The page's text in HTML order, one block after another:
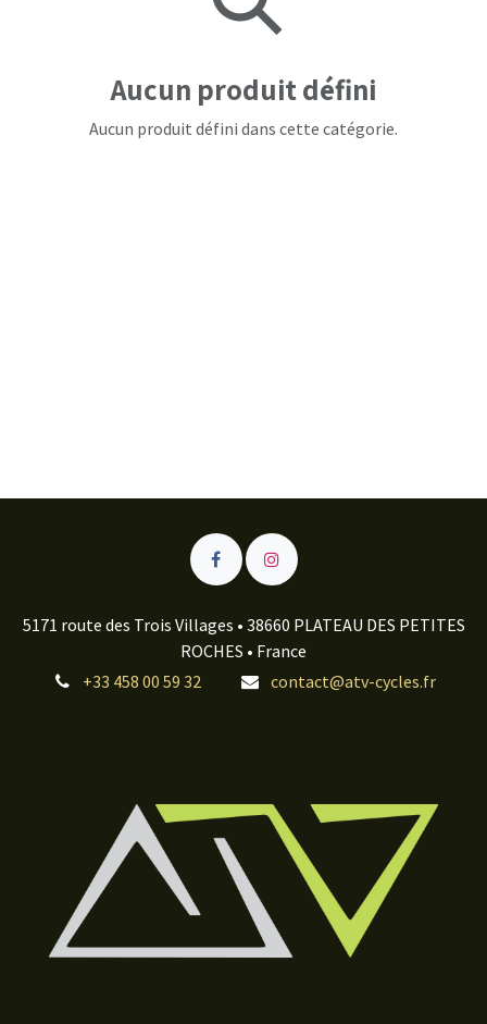
Aucun produit défini
Aucun produit défini dans cette catégorie.
5171 route des Trois Villages • 38660 PLATEAU DES PETITES
ROCHES • France
+33 458 00 59 32
contact@atv-cycles.fr